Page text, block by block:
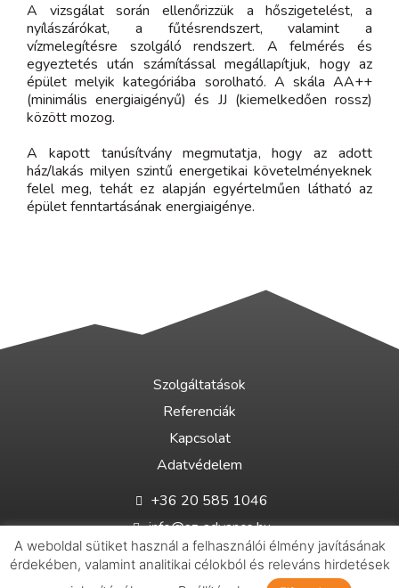
A vizsgálat során ellenőrizzük a hőszigetelést, a
nyílászárókat, a fűtésrendszert, valamint a
vízmelegítésre szolgáló rendszert. A felmérés és
egyeztetés után számítással megállapítjuk, hogy az
épület melyik kategóriába sorolható. A skála AA++
(minimális energiaigényű) és JJ (kiemelkedően rossz)
között mozog.
A kapott tanúsítvány megmutatja, hogy az adott
ház/lakás milyen szintű energetikai követelményeknek
felel meg, tehát ez alapján egyértelműen látható az
épület fenntartásának energiaigénye.
Szolgáltatások
Referenciák
Kapcsolat
Adatvédelem
+36 20 585 1046
info@sz-advance.hu
8900 Zalaegerszeg, Klapka György utca 2.
A weboldal sütiket használ a felhasználói élmény javításának
érdekében, valamint analitikai célokból és releváns hirdetések